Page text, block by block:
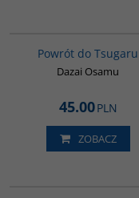
Powrót do Tsugaru
Dazai Osamu
45.00PLN
ZOBACZ